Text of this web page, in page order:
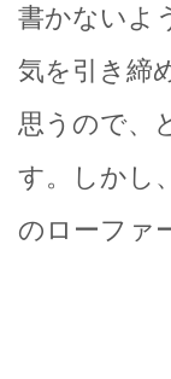
書かないよ
気を引き締
思うので、
す。しかし
のローファ